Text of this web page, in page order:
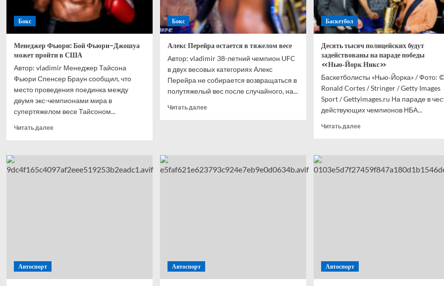
битве
за
выживание.
OLIMPBET
Суперлиги
Бокс
Менеджер Фьюри: Бой Фьюри-Джошуа
может пройти в США
Автор: vladimir Менеджер Тайсона
Фьюри Спенсер Браун сообщил, что
место проведения поединка между
двумя экс-чемпионами мира в
супертяжелом весе Тайсоном...
Читать далееПрочитать
Бой
Бокс
Алекс Перейра остается в тяжелом весе
Автор: vladimir 38-летний чемпион UFC
в двух весовых категориях Алекс
Перейра не собирается возвращаться в
полутяжелый вес после случайного, на...
Читать далееПрочитать
тяжелом
Баскетбол
Десять тысяч полицейских будут
задействованы на параде победы
«Нью‑Йорк Никс»
Баскетболисты «Нью‑Йорка» / Фото: ©
Ronald Cortes / Stringer / Getty Images
Sport / Gettyimages.ru На параде в
действующих чемпионов НБА...
Читать далееПрочитать
полицейских
Автоспорт Автоспорт Автоспорт